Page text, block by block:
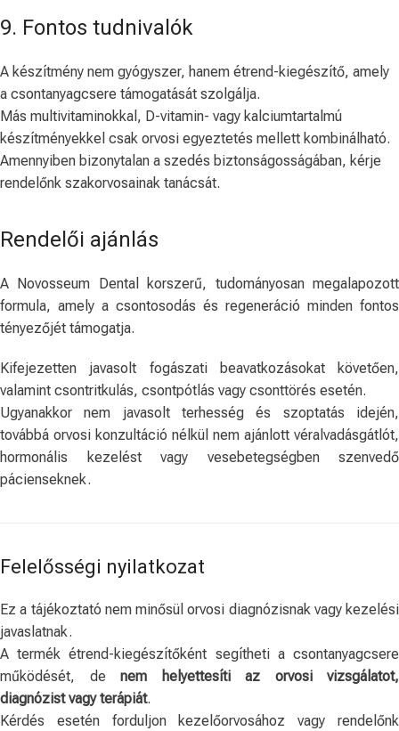
9. Fontos tudnivalók
A készítmény nem gyógyszer, hanem étrend-kiegészítő, amely
a csontanyagcsere támogatását szolgálja.
Más multivitaminokkal, D-vitamin- vagy kalciumtartalmú
készítményekkel csak orvosi egyeztetés mellett kombinálható.
Amennyiben bizonytalan a szedés biztonságosságában, kérje
rendelőnk szakorvosainak tanácsát.
Rendelői ajánlás
A Novosseum Dental korszerű, tudományosan megalapozott
formula, amely a csontosodás és regeneráció minden fontos
tényezőjét támogatja.
Kifejezetten javasolt fogászati beavatkozásokat követően,
valamint csontritkulás, csontpótlás vagy csonttörés esetén.
Ugyanakkor nem javasolt terhesség és szoptatás idején,
továbbá orvosi konzultáció nélkül nem ajánlott véralvadásgátlót,
hormonális kezelést vagy vesebetegségben szenvedő
pácienseknek.
Felelősségi nyilatkozat
Ez a tájékoztató nem minősül orvosi diagnózisnak vagy kezelési
javaslatnak.
A termék étrend-kiegészítőként segítheti a csontanyagcsere
működését, de nem helyettesíti az orvosi vizsgálatot,
diagnózist vagy terápiát.
Kérdés esetén forduljon kezelőorvosához vagy rendelőnk